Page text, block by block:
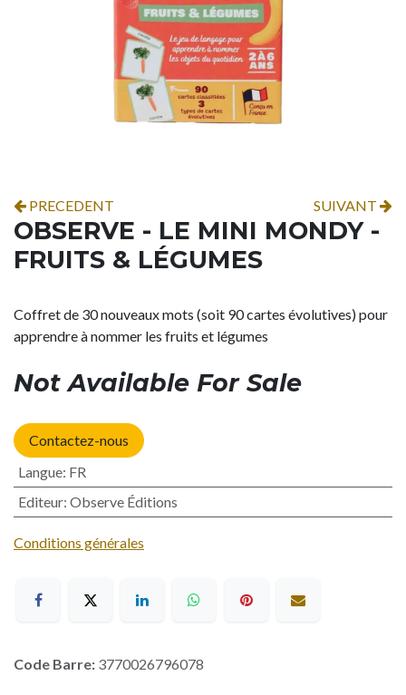
PRECEDENT SUIVANT
OBSERVE - LE MINI MONDY -
FRUITS & LÉGUMES
Coffret de 30 nouveaux mots (soit 90 cartes évolutives) pour
apprendre à nommer les fruits et légumes
Not Available For Sale
Contactez-nous
Langue: FR
Editeur: Observe Éditions
Conditions générales
Code Barre: 3770026796078